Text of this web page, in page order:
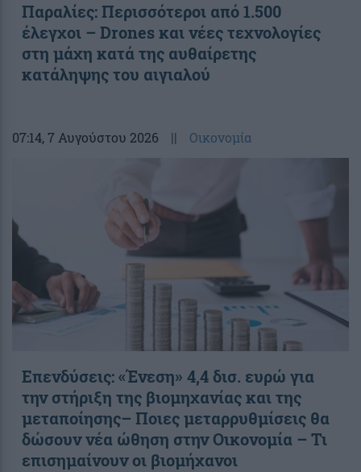
Παραλίες: Περισσότεροι από 1.500
έλεγχοι – Drones και νέες τεχνολογίες
στη μάχη κατά της αυθαίρετης
κατάληψης του αιγιαλού
07:14, 7 Αυγούστου 2026 || Οικονομία
Επενδύσεις: «Ένεση» 4,4 δισ. ευρώ για
την στήριξη της βιομηχανίας και της
μεταποίησης– Ποιες μεταρρυθμίσεις θα
δώσουν νέα ώθηση στην Οικονομία – Τι
επισημαίνουν οι βιομήχανοι